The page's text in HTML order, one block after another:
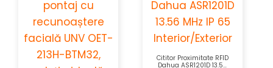
Cititor Proximitate RFID
Dahua ASR1201D 13.56